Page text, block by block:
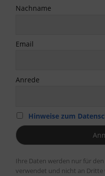
Nachname
Email
Anrede
Hinweise zum
Ihre Daten werden nur für
verwendet und nicht an Dritte